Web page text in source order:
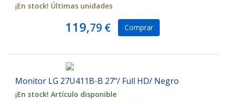
¡En stock! Últimas unidades
119,79 € Comprar
Monitor LG 27U411B-B 27"/ Full HD/ Negro
¡En stock! Artículo disponible